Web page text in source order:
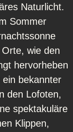
Naturlicht.
Sommer
wie den
hervorheben
bekannter
den Lofoten,
spektakuläre
Klippen,